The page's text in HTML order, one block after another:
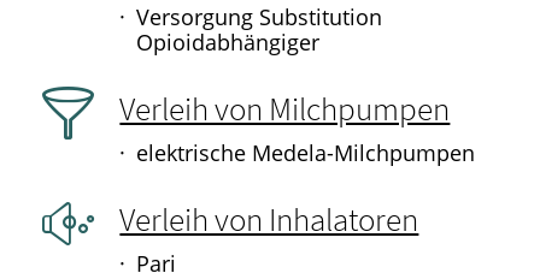
Versorgung Substitution
Opioidabhängiger
Verleih von Milchpumpen
elektrische Medela-Milchpumpen
Verleih von Inhalatoren
Pari